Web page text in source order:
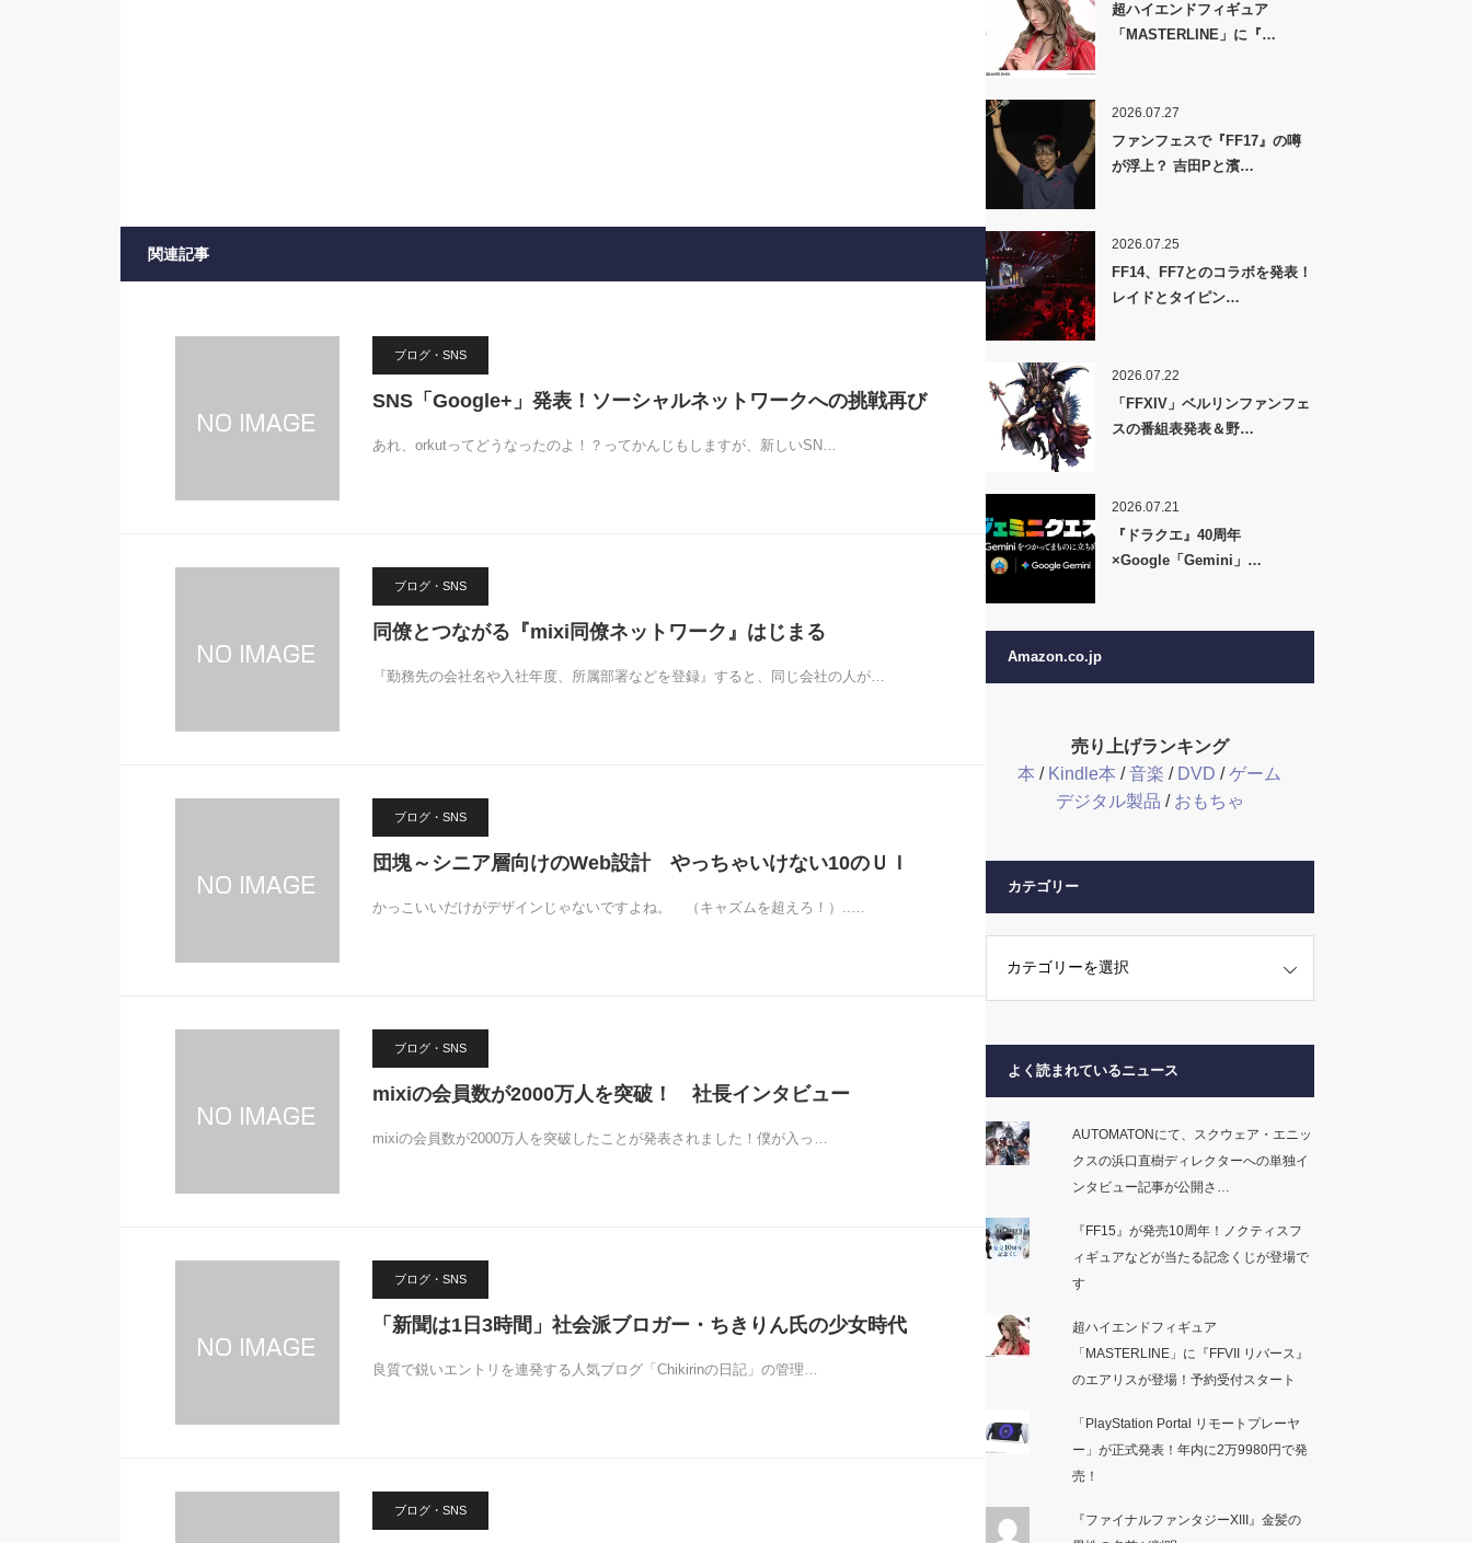
関連記事
ブログ・SNS
SNS「Google+」発表！ソーシャルネットワークへの挑戦再び
あれ、orkutってどうなったのよ！？ってかんじもしますが、新しいSN…
ブログ・SNS
同僚とつながる『mixi同僚ネットワーク』はじまる
『勤務先の会社名や入社年度、所属部署などを登録』すると、同じ会社の人が…
ブログ・SNS
団塊～シニア層向けのWeb設計 やっちゃいけない10のＵＩ
かっこいいだけがデザインじゃないですよね。 （キャズムを超えろ！）..…
ブログ・SNS
mixiの会員数が2000万人を突破！ 社長インタビュー
mixiの会員数が2000万人を突破したことが発表されました！僕が入っ…
ブログ・SNS
「新聞は1日3時間」社会派ブロガー・ちきりん氏の少女時代
良質で鋭いエントリを連発する人気ブログ「Chikirinの日記」の管理…
ブログ・SNS
超ハイエンドフィギュア
「MASTERLINE」に『…
2026.07.27
ファンフェスで『FF17』の噂
が浮上？ 吉田Pと濱…
2026.07.25
FF14、FF7とのコラボを発表！
レイドとタイピン…
2026.07.22
「FFXIV」ベルリンファンフェ
スの番組表発表＆野…
2026.07.21
『ドラクエ』40周年
×Google「Gemini」…
Amazon.co.jp
売り上げランキング
本 / Kindle本 /音楽 / DVD /ゲーム
デジタル製品 / おもちゃ
カテゴリー
よく読まれているニュース
AUTOMATONにて、スクウェア・エニッ
クスの浜口直樹ディレクターへの単独イ
ンタビュー記事が公開さ…
『FF15』が発売10周年！ノクティスフ
ィギュアなどが当たる記念くじが登場で
す
超ハイエンドフィギュア
「MASTERLINE」に『FFVII リバース』
のエアリスが登場！予約受付スタート
「PlayStation Portal リモートプレーヤ
ー」が正式発表！年内に2万9980円で発
売！
『ファイナルファンタジーXIII』金髪の